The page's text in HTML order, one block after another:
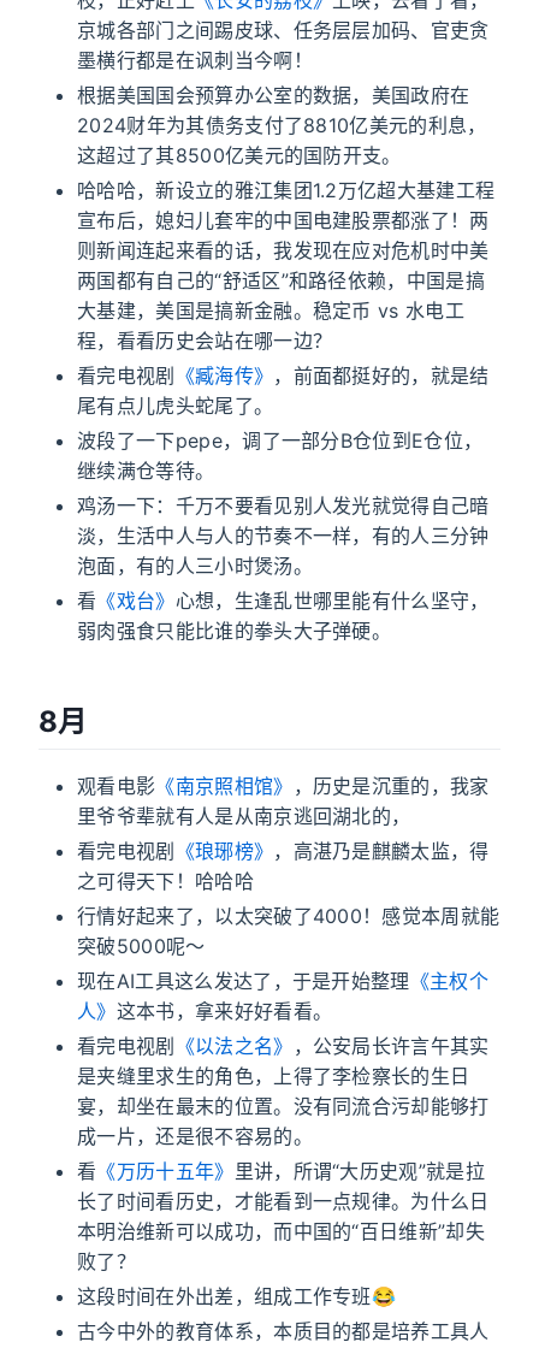
京城各部门之间踢皮球、任务层层加码、官吏贪
墨横行都是在讽刺当今啊！
根据美国国会预算办公室的数据，美国政府在
2024财年为其债务支付了8810亿美元的利息，
这超过了其8500亿美元的国防开支。
哈哈哈，新设立的雅江集团1.2万亿超大基建工程
宣布后，媳妇儿套牢的中国电建股票都涨了！两
则新闻连起来看的话，我发现在应对危机时中美
两国都有自己的“舒适区”和路径依赖，中国是搞
大基建，美国是搞新金融。稳定币 vs 水电工
程，看看历史会站在哪一边？
看完电视剧
《臧海传》 ，前面都挺好的，就是结
尾有点儿虎头蛇尾了。
波段了一下pepe，调了一部分B仓位到E仓位，
继续满仓等待。
鸡汤一下：千万不要看见别人发光就觉得自己暗
淡，生活中人与人的节奏不一样，有的人三分钟
泡面，有的人三小时煲汤。
看 《戏台》 心想，生逢乱世哪里能有什么坚守，
弱肉强食只能比谁的拳头大子弹硬。
8月
观看电影 《南京照相馆》 ，历史是沉重的，我家
里爷爷辈就有人是从南京逃回湖北的，
看完电视剧
《琅琊榜》 ，高湛乃是麒麟太监，得
之可得天下！哈哈哈
行情好起来了，以太突破了4000！感觉本周就能
突破5000呢～
现在AI工具这么发达了，于是开始整理 《主权个
人》 这本书，拿来好好看看。
看完电视剧
《以法之名》 ，公安局长许言午其实
是夹缝里求生的角色，上得了李检察长的生日
宴，却坐在最末的位置。没有同流合污却能够打
成一片，还是很不容易的。
看 《万历十五年》 里讲，所谓“大历史观”就是拉
长了时间看历史，才能看到一点规律。为什么日
本明治维新可以成功，而中国的“百日维新”却失
败了？
这段时间在外出差，组成工作专班😂
古今中外的教育体系，本质目的都是培养工具人